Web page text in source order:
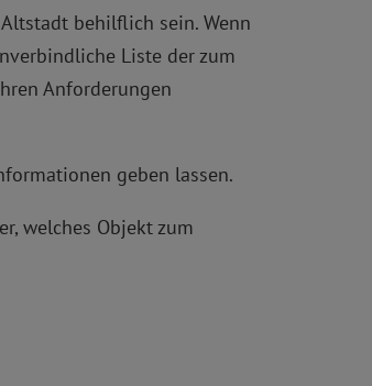
behilflich sein. Wenn
Liste der zum
Anforderungen
geben lassen.
welches Objekt zum